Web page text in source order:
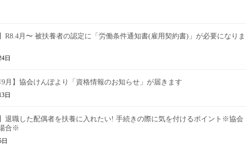
R8.4月〜 被扶養者の認定に「労働条件通知書(雇用契約書)」が必要になりま
日
9月】協会けんぽより「資格情報のお知らせ」が届きます
日
退職した配偶者を扶養に入れたい! 手続きの際に気を付けるポイント※協会
合※